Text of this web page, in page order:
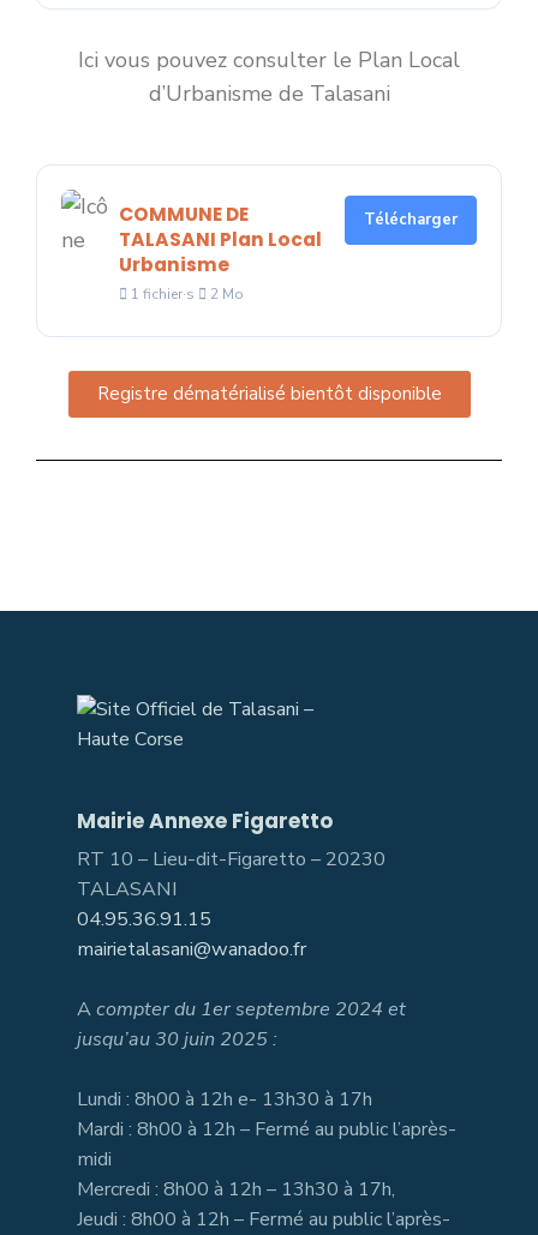
Ici vous pouvez consulter le Plan Local
d’Urbanisme de Talasani
COMMUNE DE
TALASANI Plan Local
Urbanisme
1 fichier·s 2 Mo
Télécharger
Registre dématérialisé bientôt disponible
Mairie Annexe Figaretto
RT 10 – Lieu-dit-Figaretto – 20230
TALASANI
04.95.36.91.15
mairietalasani@wanadoo.fr
Acompter du 1er septembre 2024 et
jusqu’au 30 juin 2025 :
Lundi : 8h00 à 12h e- 13h30 à 17h
Mardi : 8h00 à 12h – Fermé au public l’après-
midi
Mercredi : 8h00 à 12h – 13h30 à 17h,
Jeudi : 8h00 à 12h – Fermé au public l’après-